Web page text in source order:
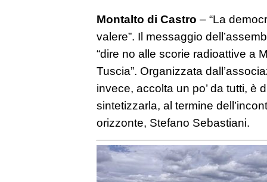
Montalto di Castro – “La
valere”. Il messaggio
“dire no alle scorie radioattive a
Tuscia”. Organizzata
invece, accolta un po’ da tutti, è
sintetizzarla, al termine
orizzonte, Stefano Sebastiani.